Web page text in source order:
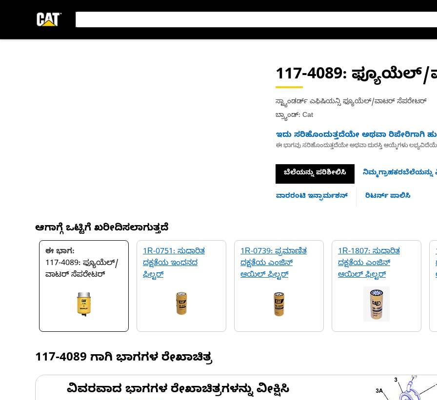
117-4089: ಫ್ಯೂಯೆಲ್/
ಸ್ಟ್ಯಾಂಡರ್ಡ್ ಎಫಿಷಿಯನ್ಸಿ ಫ್ಯೂಯೆಲ್/ವಾಟರ್ ಸೆಪರೇಟರ್
ಬ್ರ್ಯಾಂಡ್: Cat
ಇದು ಸರಿಹೊಂದುತ್ತದೆಯೇ ಅಥವಾ ರಿಪೇರಿಗಾಗಿ
ಈ ಭಾಗವು ಸರಿಹೊಂದುತ್ತದೆಯೇ ಅಥವಾ ದುರಸ್ತಿ ಆಯ್ಕೆಗಳು
ಬೆಲೆಯನ್ನು ಪರಿಶೀಲಿಸಿ ನಿಮ್ಮಗ್ರಾಹಕರಬೆಲೆಯನ್ನು
ವಾರರಂಟಿ ಇನ್ಫಾರ್ಮಶನ್ ರಿಟರ್ನ್ ಪಾಲಿಸಿ
ಆಗಾಗ್ಗೆ ಒಟ್ಟಿಗೆ ಖರೀದಿಸಲಾಗುತ್ತದೆ
ಈ ಭಾಗ:
117-4089: ಫ್ಯೂಯೆಲ್/
ವಾಟರ್ ಸೆಪರೇಟರ್
1R-0751: ಸುಧಾರಿತ
ದಕ್ಷತೆಯ ಇಂಧನದ
ಫಿಲ್ಟರ್
1R-0739: ಪ್ರಮಾಣಿತ
ದಕ್ಷತೆಯ ಎಂಜಿನ್
ಆಯಿಲ್ ಫಿಲ್ಟರ್
1R-1807: ಸುಧಾರಿತ
ದಕ್ಷತೆಯ ಎಂಜಿನ್
ಆಯಿಲ್ ಫಿಲ್ಟರ್
117-4089 ಗಾಗಿ ಭಾಗಗಳ ರೇಖಾಚಿತ್ರ
ವಿವರವಾದ ಭಾಗಗಳ ರೇಖಾಚಿತ್ರಗಳನ್ನು ವೀಕ್ಷಿಸಿ